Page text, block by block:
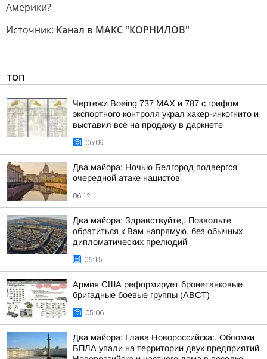
Америки?
Источник: Канал в МАКС "КОРНИЛОВ"
ТОП
Чертежи Boeing 737 MAX и 787 с грифом
экспортного контроля украл хакер-инкогнито и
выставил всё на продажу в даркнете
06:09
Два майора: Ночью Белгород подвергся
очередной атаке нацистов
06:12
Два майора: Здравствуйте,. Позвольте
обратиться к Вам напрямую, без обычных
дипломатических прелюдий
06:15
Армия США реформирует бронетанковые
бригадные боевые группы (ABCT)
05:06
Два майора: Глава Новороссийска:. Обломки
БПЛА упали на территории двух предприятий